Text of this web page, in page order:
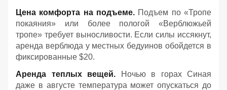
Цена комфорта на подъеме. Подъем по «Тропе
покаяния» или более пологой «Верблюжьей
тропе» требует выносливости. Если силы иссякнут,
аренда верблюда у местных бедуинов обойдется в
фиксированные $20.
Аренда теплых вещей. Ночью в горах Синая
даже в августе температура может опускаться до